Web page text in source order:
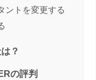
ントを変更する
？
の評判